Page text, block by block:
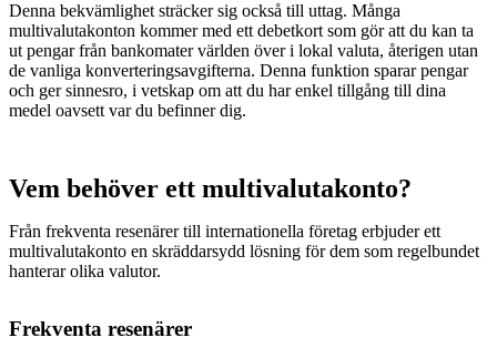
Denna bekvämlighet sträcker sig också till uttag. Många
multivalutakonton kommer med ett debetkort som gör att du kan ta
ut pengar från bankomater världen över i lokal valuta, återigen utan
de vanliga konverteringsavgifterna. Denna funktion sparar pengar
och ger sinnesro, i vetskap om att du har enkel tillgång till dina
medel oavsett var du befinner dig.
Vem behöver ett multivalutakonto?
Från frekventa resenärer till internationella företag erbjuder ett
multivalutakonto en skräddarsydd lösning för dem som regelbundet
hanterar olika valutor.
Frekventa resenärer